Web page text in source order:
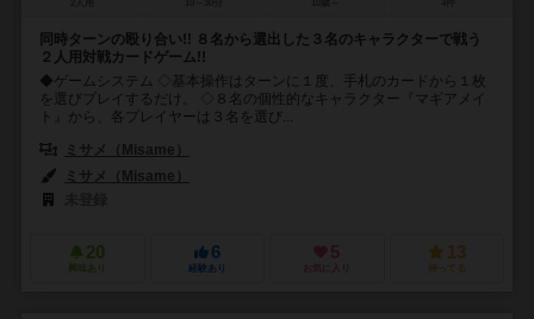
同時ターンの殴り合い!! ８名から選出した３名のキャラクターで戦う
２人用対戦カードゲーム!!
◆ゲームシステム ◇基本操作はターンに１度、手札のカードから１枚
を選びプレイするだけ。 ◇８名の個性的なキャラクター『マギアメイ
ト』から、各プレイヤーは３名を選び...
ミサメ（Misame）
ミサメ（Misame）
20
興味あり
6
経験あり
5
お気に入り
13
持ってる